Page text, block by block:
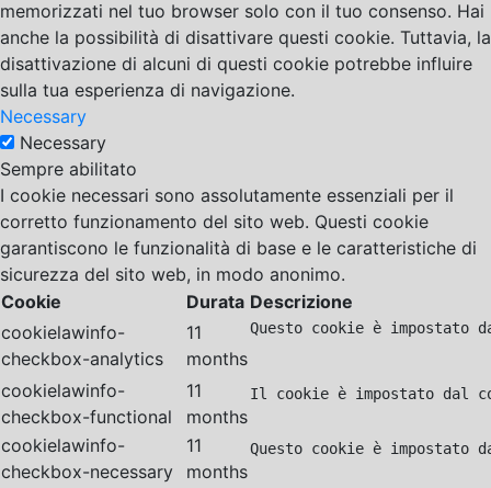
memorizzati nel tuo browser solo con il tuo consenso. Hai
anche la possibilità di disattivare questi cookie. Tuttavia, la
disattivazione di alcuni di questi cookie potrebbe influire
sulla tua esperienza di navigazione.
Necessary
Necessary
Sempre abilitato
I cookie necessari sono assolutamente essenziali per il
corretto funzionamento del sito web. Questi cookie
garantiscono le funzionalità di base e le caratteristiche di
sicurezza del sito web, in modo anonimo.
Cookie
Durata Descrizione
cookielawinfo-
checkbox-analytics
11
months
Questo cookie è
cookielawinfo-
checkbox-functional
11
months
Il cookie è impostato dal
cookielawinfo-
checkbox-necessary
11
months
Questo cookie è impostato